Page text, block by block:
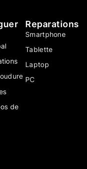
de
Reparations
Smartphone
Tablette
Laptop
PC